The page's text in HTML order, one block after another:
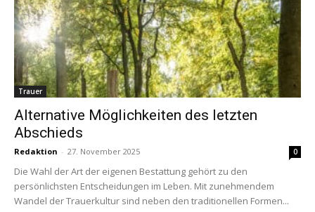
Trauer
Alternative Möglichkeiten des letzten
Abschieds
Redaktion - 27. November 2025 0
Die Wahl der Art der eigenen Bestattung gehört zu den
persönlichsten Entscheidungen im Leben. Mit zunehmendem
Wandel der Trauerkultur sind neben den traditionellen Formen...